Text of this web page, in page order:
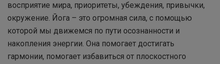
восприятие мира, приоритеты, убеждения, привычки,
окружение. Йога – это огромная сила, с помощью
которой мы движемся по пути осознанности и
накопления энергии. Она помогает достигать
гармонии, помогает избавиться от плоскостного